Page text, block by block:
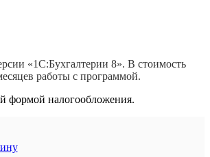
«1С:Бухгалтерии 8». В стоимость
работы с программой.
формой налогообложения.